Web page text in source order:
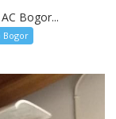
Bogor...
Bogor